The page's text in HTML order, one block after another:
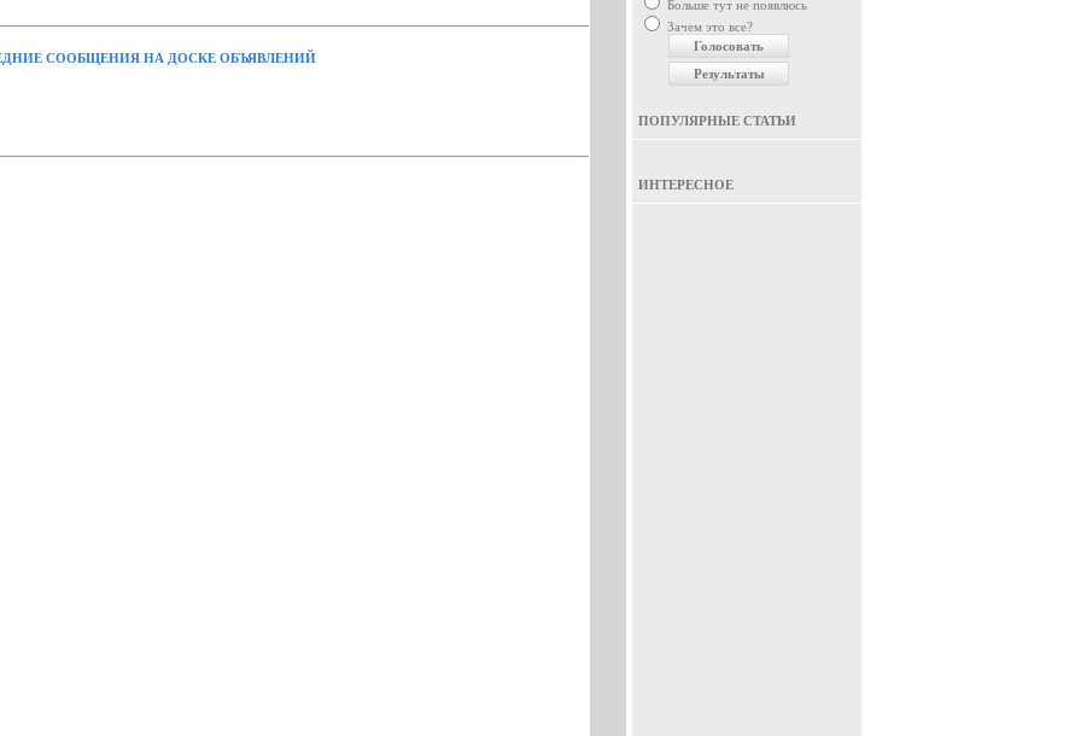
СООБЩЕНИЯ НА ДОСКЕ ОБЪЯВЛЕНИЙ
Больше тут не появлюсь
Зачем это все?
ПОПУЛЯРНЫЕ СТАТЬИ
ИНТЕРЕСНОЕ